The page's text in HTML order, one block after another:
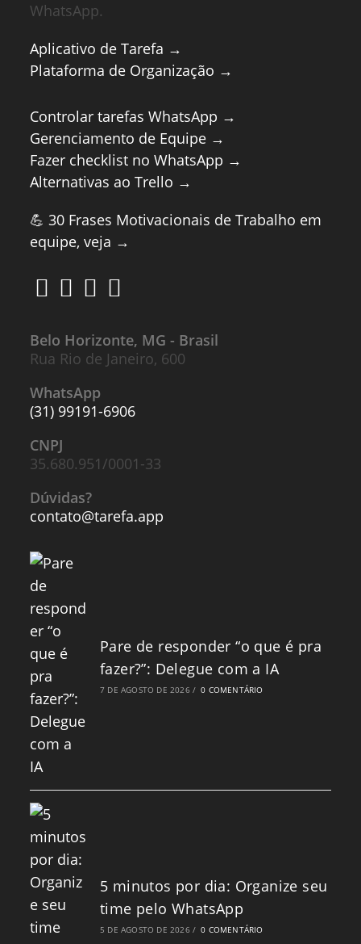
WhatsApp.
Aplicativo de Tarefa →
Plataforma de Organização →
Controlar tarefas WhatsApp →
Gerenciamento de Equipe →
Fazer checklist no WhatsApp →
Alternativas ao Trello →
💪 30 Frases Motivacionais de Trabalho em
equipe, veja →
Belo Horizonte, MG - Brasil
Rua Rio de Janeiro, 600
WhatsApp
(31) 99191-6906
CNPJ
35.680.951/0001-33
Dúvidas?
contato@tarefa.app
Pare de responder “o que é pra
fazer?”: Delegue com a IA
7 DE AGOSTO DE 2026 / 0 COMENTÁRIO
5 minutos por dia: Organize seu
time pelo WhatsApp
5 DE AGOSTO DE 2026 / 0 COMENTÁRIO